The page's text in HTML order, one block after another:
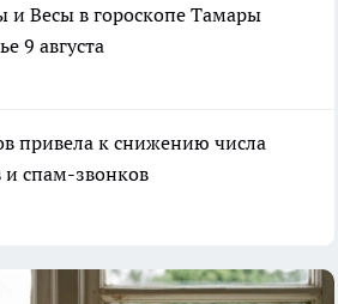
и Весы в гороскопе Тамары
9 августа
привела к снижению числа
и спам-звонков